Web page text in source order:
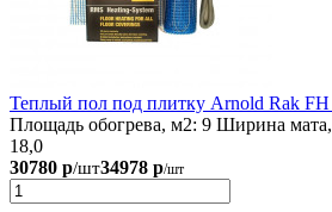
Теплый пол под плитку Arnold Rak
Площадь обогрева, м2: 9 Ширина
18,0
30780 р/шт34978 р/шт